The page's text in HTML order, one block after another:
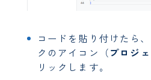
コードを貼り付けたら
クのアイコン（プロジ
リックします。